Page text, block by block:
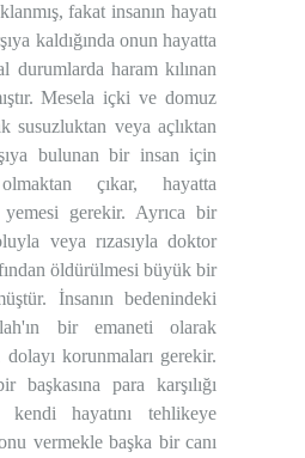
fakat insanın hayatı
kaldığında onun hayatta
durumlarda haram kılınan
Mesela içki ve domuz
susuzluktan veya açlıktan
bulunan bir insan için
çıkar, hayatta
gerekir. Ayrıca bir
veya rızasıyla doktor
öldürülmesi büyük bir
İnsanın bedenindeki
bir emaneti olarak
korunmaları gerekir.
para karşılığı
kendi hayatını tehlikeye
vermekle başka bir canı